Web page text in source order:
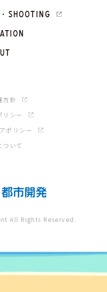
SHOOTING
方針
リシー
ポリシー
ついて
All Rights Reserved.